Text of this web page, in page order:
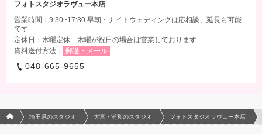
フォトスタジオラヴュー本店
営業時間：9:30~17:30 早朝・ナイトウェディングは応相談、延長も可能
です
定休日：木曜定休 木曜が祝日の場合は営業しております
資料送付方法：
郵送・メール
048-665-9655
フォトウエディング/結婚写真のPhotorait ホーム
埼玉県のスタジオ 大宮・浦和のスタジオ フォトスタジオラヴュー本店